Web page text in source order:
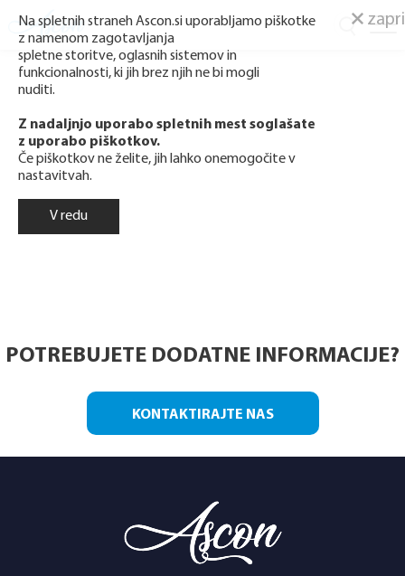
POTREBUJETE DODATNE INFORMACIJE?
KONTAKTIRAJTE NAS
zapri
Na spletnih straneh Ascon.si uporabljamo piškotke
z namenom zagotavljanja
spletne storitve, oglasnih sistemov in
funkcionalnosti, ki jih brez njih ne bi mogli
nuditi.
Z nadaljnjo uporabo spletnih mest soglašate
z uporabo piškotkov.
Če piškotkov ne želite, jih lahko onemogočite v
nastavitvah.
V redu